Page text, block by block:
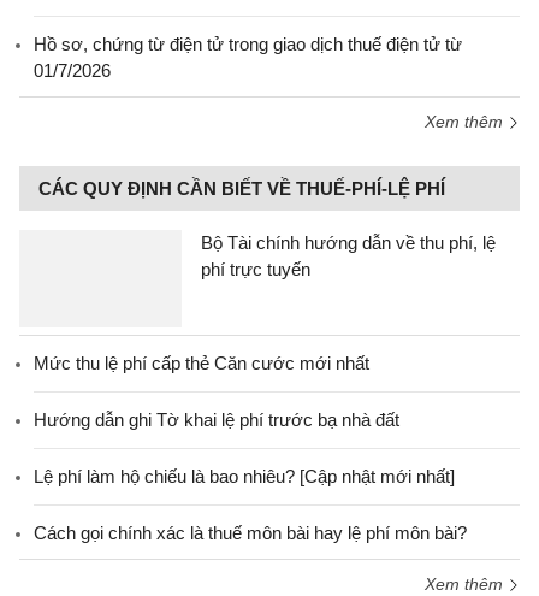
Hồ sơ, chứng từ điện tử trong giao dịch thuế điện tử từ
01/7/2026
Xem thêm
CÁC QUY ĐỊNH CẦN BIẾT VỀ THUẾ-PHÍ-LỆ PHÍ
Bộ Tài chính hướng dẫn về thu phí, lệ
phí trực tuyến
Mức thu lệ phí cấp thẻ Căn cước mới nhất
Hướng dẫn ghi Tờ khai lệ phí trước bạ nhà đất
Lệ phí làm hộ chiếu là bao nhiêu? [Cập nhật mới nhất]
Cách gọi chính xác là thuế môn bài hay lệ phí môn bài?
Xem thêm